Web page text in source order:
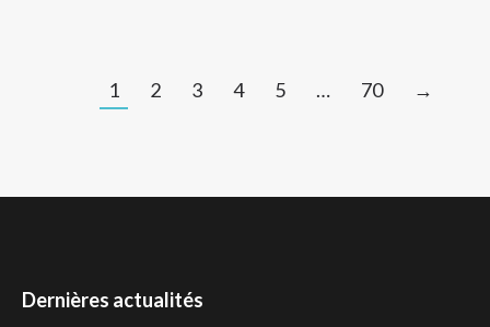
1 2 3 4 5 … 70 →
Dernières actualités